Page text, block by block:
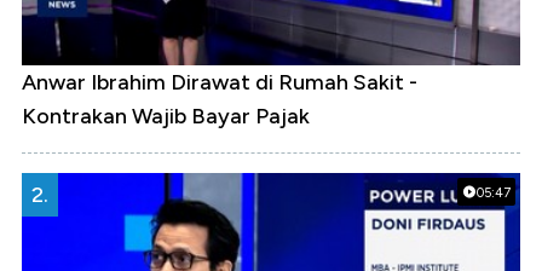
Anwar Ibrahim Dirawat di Rumah Sakit -
Kontrakan Wajib Bayar Pajak
05:47
2.